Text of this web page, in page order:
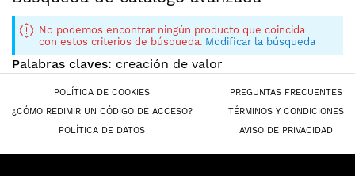
No podemos encontrar ningún producto que coincida
con estos criterios de búsqueda. Modificar la búsqueda
Palabras claves: creación de valor
POLÍTICA DE COOKIES
PREGUNTAS FRECUENTES
¿CÓMO REDIMIR UN CÓDIGO DE ACCESO?
TÉRMINOS Y CONDICIONES
POLÍTICA DE DATOS
AVISO DE PRIVACIDAD